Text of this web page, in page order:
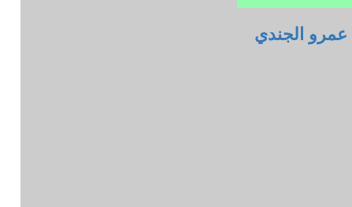
عمرو الجندي